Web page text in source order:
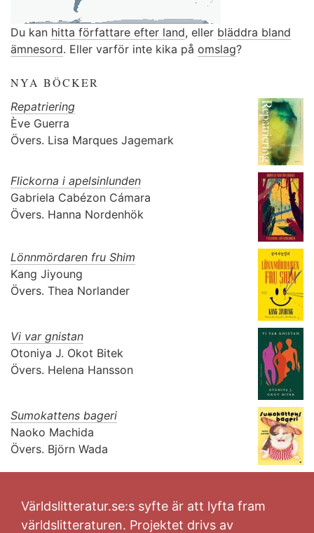
Du kan hitta författare efter land, eller bläddra bland
ämnesord. Eller varför inte kika på omslag?
NYA BÖCKER
Repatriering
Ève Guerra
Övers. Lisa Marques Jagemark
Flickorna i apelsinlunden
Gabriela Cabézon Cámara
Övers. Hanna Nordenhök
Lönnmördaren fru Shim
Kang Jiyoung
Övers. Thea Norlander
Vi var gnistan
Otoniya J. Okot Bitek
Övers. Helena Hansson
Sumokattens bageri
Naoko Machida
Övers. Björn Wada
Världslitteratur.se:s syfte är att lyfta fram
världslitteraturen. Projektet drivs av